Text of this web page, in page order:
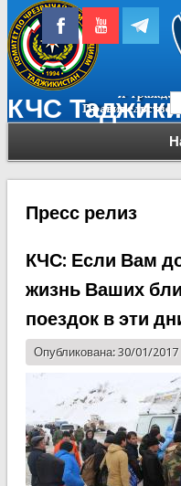
КЧС
Пресс релиз
КЧС: Если Вам
жизнь Ваших
поездок в эти
Опубликована: 30/01/